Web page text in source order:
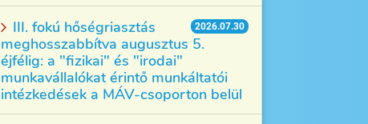
2026.07.30
III. fokú hőségriasztás
meghosszabbítva augusztus 5.
éjfélig: a "fizikai" és "irodai"
munkavállalókat érintő munkáltatói
intézkedések a MÁV-csoporton belül